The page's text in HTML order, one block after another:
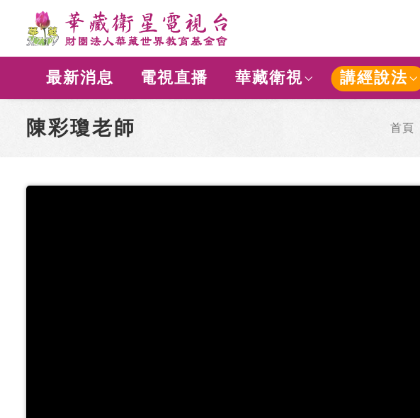
最新消息 電視直播 華藏衛視 講經說法
陳彩瓊老師 首頁